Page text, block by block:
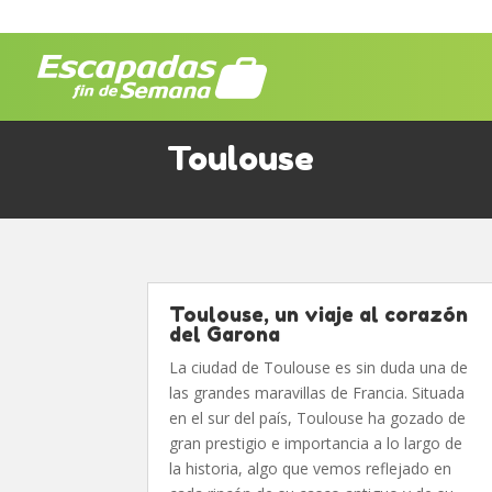
Toulouse
Toulouse, un viaje al corazón
del Garona
La ciudad de Toulouse es sin duda una de
las grandes maravillas de Francia. Situada
en el sur del país, Toulouse ha gozado de
gran prestigio e importancia a lo largo de
la historia, algo que vemos reflejado en